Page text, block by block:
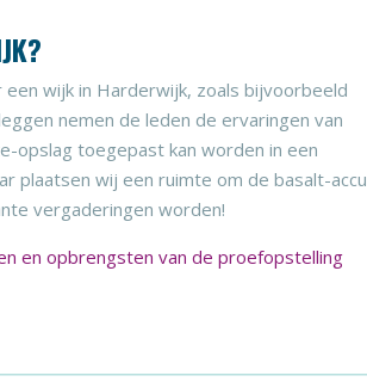
wijk in Harderwijk, zoals bijvoorbeeld
nemen de leden de ervaringen van
opslag toegepast kan worden in een
plaatsen wij een ruimte om de basalt-accu
vergaderingen worden!
en opbrengsten van de proefopstelling